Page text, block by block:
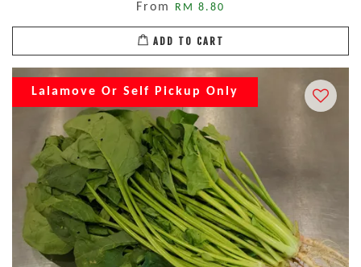
From RM 8.80
ADD TO CART
Lalamove Or Self Pickup Only